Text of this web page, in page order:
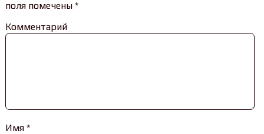
поля помечены *
Комментарий
Имя *